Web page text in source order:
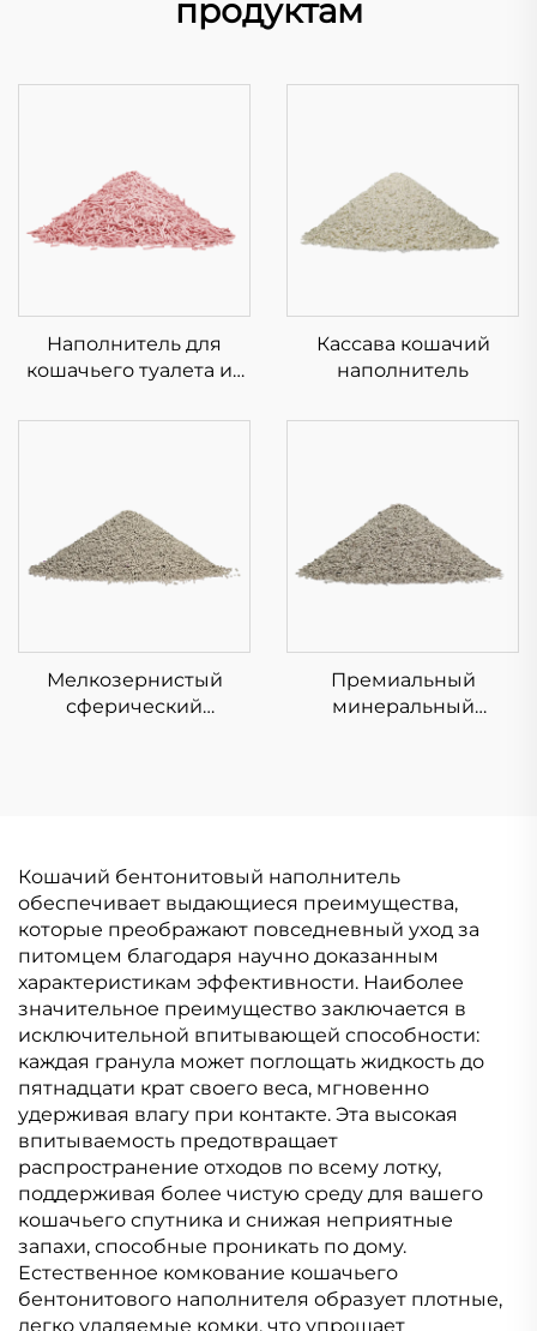
продуктам
Наполнитель для
кошачьего туалета из
Кассава кошачий
наполнитель
Мелкозернистый
сферический
Премиальный
минеральный
Кошачий бентонитовый наполнитель
обеспечивает выдающиеся преимущества,
которые преображают повседневный уход за
питомцем благодаря научно доказанным
характеристикам эффективности. Наиболее
значительное преимущество заключается в
исключительной впитывающей способности:
каждая гранула может поглощать жидкость до
пятнадцати крат своего веса, мгновенно
удерживая влагу при контакте. Эта высокая
впитываемость предотвращает
распространение отходов по всему лотку,
поддерживая более чистую среду для вашего
кошачьего спутника и снижая неприятные
запахи, способные проникать по дому.
Естественное комкование кошачьего
бентонитового наполнителя образует плотные,
легко удаляемые комки, что упрощает